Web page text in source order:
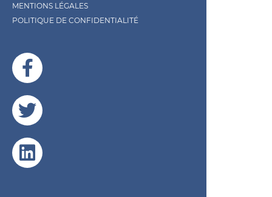
MENTIONS LÉGALES
POLITIQUE DE CONFIDENTIALITÉ